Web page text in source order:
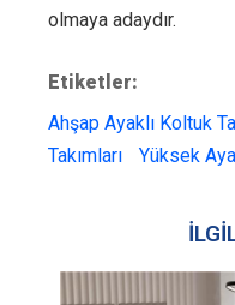
olmaya adaydır.
Etiketler:
Ahşap Ayaklı Koltuk
Takımları
Yüksek